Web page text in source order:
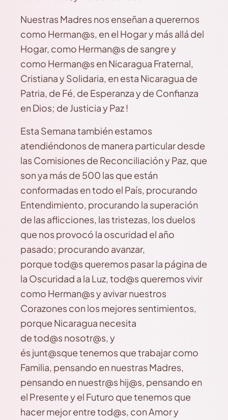
Nuestras Madres nos enseñan a querernos
como Herman@s, en el Hogar y más allá del
Hogar, como Herman@s de sangre y
como Herman@s en Nicaragua Fraternal,
Cristiana y Solidaria, en esta Nicaragua de
Patria, de Fé, de Esperanza y de Confianza
en Dios; de Justicia y Paz !
Esta Semana también estamos
atendiéndonos de manera particular desde
las Comisiones de Reconciliación y Paz, que
son ya más de 500 las que están
conformadas en todo el País, procurando
Entendimiento, procurando la superación
de las aflicciones, las tristezas, los duelos
que nos provocó la oscuridad el año
pasado; procurando avanzar,
porque tod@s queremos pasar la página de
la Oscuridad a la Luz, tod@s queremos vivir
como Herman@s y avivar nuestros
Corazones con los mejores sentimientos,
porque Nicaragua necesita
de tod@s nosotr@s, y
és junt@sque tenemos que trabajar como
Familia, pensando en nuestras Madres,
pensando en nuestr@s hij@s, pensando en
el Presente y el Futuro que tenemos que
hacer mejor entre tod@s, con Amor y